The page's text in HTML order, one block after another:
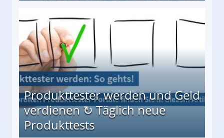
Produkttester werden und Geld
verdienen ↻ Täglich neue
Produkttests